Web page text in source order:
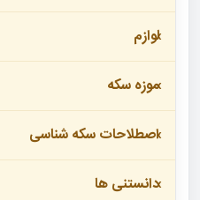
لوازم
موزه سکه
اصطلاحات سکه شناسی
دانستنی ها